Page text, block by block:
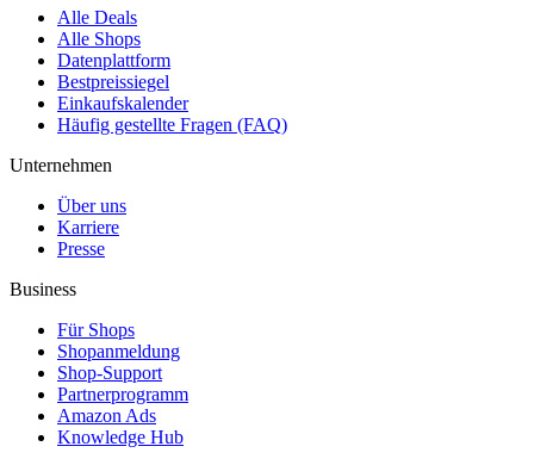
Alle Deals
Alle Shops
Datenplattform
Bestpreissiegel
Einkaufskalender
Häufig gestellte Fragen (FAQ)
Unternehmen
Über uns
Karriere
Presse
Business
Für Shops
Shopanmeldung
Shop-Support
Partnerprogramm
Amazon Ads
Knowledge Hub